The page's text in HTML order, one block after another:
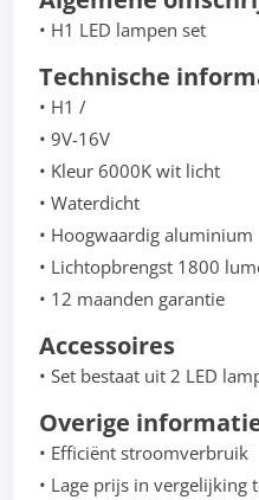
• H1 LED lampen set
Technische
• H1 /
• 9V-16V
• Kleur 6000K wit licht
• Waterdicht
• Hoogwaardig aluminium
• Lichtopbrengst 1800
• 12 maanden garantie
Accessoires
• Set bestaat uit 2 LED
Overige
• Efficiënt stroomverbruik
• Lage prijs in vergelijking